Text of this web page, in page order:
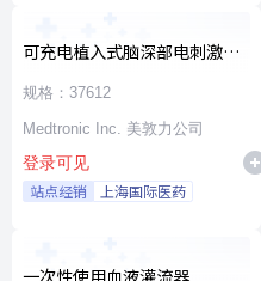
可充电植入式脑深部电刺激脉
冲发生器套件
规格：37612
Medtronic Inc. 美敦力公司
登录可见
站点经销 上海国际医药
一次性使用血液灌流器